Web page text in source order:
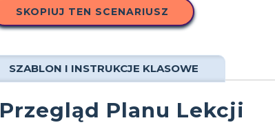
SKOPIUJ TEN SCENARIUSZ
SZABLON I INSTRUKCJE KLASOWE
Przegląd Planu Lekcji